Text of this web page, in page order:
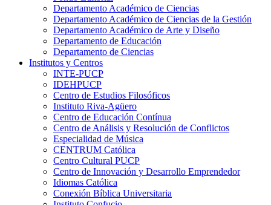
Departamento Académico de Ciencias
Departamento Académico de Ciencias de la Gestión
Departamento Académico de Arte y Diseño
Departamento de Educación
Departamento de Ciencias
Institutos y Centros
INTE-PUCP
IDEHPUCP
Centro de Estudios Filosóficos
Instituto Riva-Agüero
Centro de Educación Contínua
Centro de Análisis y Resolución de Conflictos
Especialidad de Música
CENTRUM Católica
Centro Cultural PUCP
Centro de Innovación y Desarrollo Emprendedor
Idiomas Católica
Conexión Bíblica Universitaria